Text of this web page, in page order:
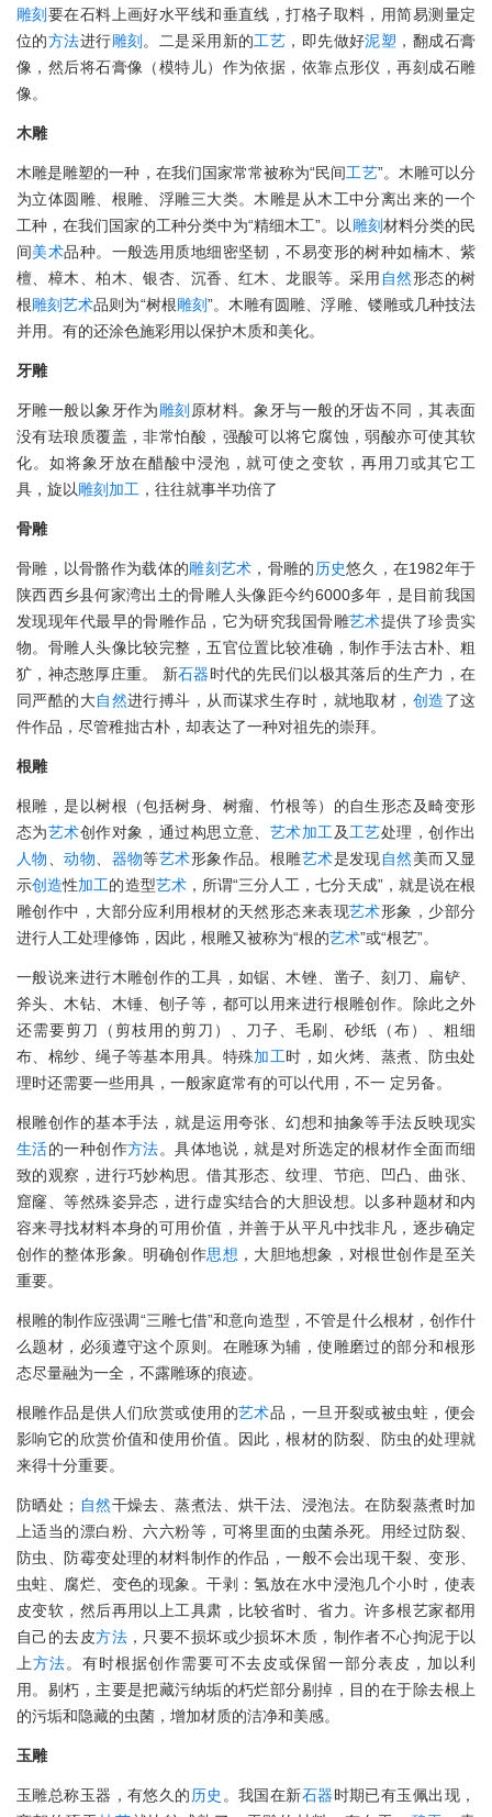
雕刻 要在石料上画好水平线和垂直线，打格子取料，用简易测量定
位的方法进行雕刻 。二是采用新的工艺 ，即先做好泥塑 ，翻成石膏
像，然后将石膏像（模特儿）作为依据，依靠点形仪，再刻成石雕
像。
木雕
木雕是雕塑的一种，在我们国家常常被称为“民间工艺”。木雕可以分
为立体圆雕、根雕、浮雕三大类。木雕是从木工中分离出来的一个
工种，在我们国家的工种分类中为“精细木工”。以 雕刻材料分类的民
间美术品种。一般选用质地细密坚韧，不易变形的树种如楠木、紫
檀、樟木、柏木、银杏、沉香、红木、龙眼等。采用 自然形态的树
根雕刻艺术品则为“树根雕刻”。木雕有圆雕、浮雕、镂雕或几种技法
并用。有的还涂色施彩用以保护木质和美化。
牙雕
牙雕一般以象牙作为雕刻 原材料。象牙与一般的牙齿不同，其表面
没有珐琅质覆盖，非常怕酸，强酸可以将它腐蚀，弱酸亦可使其软
化。如将象牙放在醋酸中浸泡，就可使之变软，再用刀或其它工
具，旋以雕刻 加工 ，往往就事半功倍了
骨雕
骨雕，以骨骼作为载体的雕刻艺术 ，骨雕的 历史悠久，在1982年于
陕西西乡县何家湾出土的骨雕人头像距今约6000多年，是目前我国
发现现年代最早的骨雕作品，它为研究我国骨雕艺术提供了珍贵实
物。骨雕人头像比较完整，五官位置比较准确，制作手法古朴、粗
犷，神态憨厚庄重。 新石器时代的先民们以极其落后的生产力，在
同严酷的大自然进行搏斗，从而谋求生存时，就地取材， 创造了这
件作品，尽管稚拙古朴，却表达了一种对祖先的崇拜。
根雕
根雕，是以树根（包括树身、树瘤、竹根等）的自生形态及畸变形
态为艺术创作对象，通过构思立意、 艺术加工及工艺处理，创作出
人物
、动物 器物等艺术形象作品。根雕艺术是发现自然美而又显
示创造性加工的造型艺术，所谓“三分人工，七分天成”，就是说在根
雕创作中，大部分应利用根材的天然形态来表现艺术形象，少部分
进行人工处理修饰，因此，根雕又被称为“根的艺术”或“根艺”。
一般说来进行木雕创作的工具，如锯、木锉、凿子、刻刀、扁铲、
斧头、木钻、木锤、刨子等，都可以用来进行根雕创作。除此之外
还需要剪刀（剪枝用的剪刀）、刀子、毛刷、砂纸（布）、粗细
布、棉纱、绳子等基本用具。特殊加工时，如火烤、蒸煮、防虫处
理时还需要一些用具，一般家庭常有的可以代用，不一 定另备。
根雕创作的基本手法，就是运用夸张、幻想和抽象等手法反映现实
生活的一种创作方法。具体地说，就是对所选定的根材作全面而细
致的观察，进行巧妙构思。借其形态、纹理、节疤、凹凸、曲张、
窟窿、等然殊姿异态，进行虚实结合的大胆设想。以多种题材和内
容来寻找材料本身的可用价值，并善于从平凡中找非凡，逐步确定
创作的整体形象。明确创作思想 ，大胆地想象，对根世创作是至关
重要。
根雕的制作应强调“三雕七借”和意向造型，不管是什么根材，创作什
么题材，必须遵守这个原则。在雕琢为辅，使雕磨过的部分和根形
态尽量融为一全，不露雕琢的痕迹。
根雕作品是供人们欣赏或使用的艺术品，一旦开裂或被虫蛀，便会
影响它的欣赏价值和使用价值。因此，根材的防裂、防虫的处理就
来得十分重要。
防晒处； 自然干燥去、蒸煮法、烘干法、浸泡法。在防裂蒸煮时加
上适当的漂白粉、六六粉等，可将里面的虫菌杀死。用经过防裂、
防虫、防霉变处理的材料制作的作品，一般不会出现干裂、变形、
虫蛀、腐烂、变色的现象。干剥：氢放在水中浸泡几个小时，使表
皮变软，然后再用以上工具肃，比较省时、省力。许多根艺家都用
自己的去皮方法 ，只要不损坏或少损坏木质，制作者不心拘泥于以
上方法。有时根据创作需要可不去皮或保留一部分表皮，加以利
用。剔朽，主要是把藏污纳垢的朽烂部分剔掉，目的在于除去根上
的污垢和隐藏的虫菌，增加材质的洁净和美感。
玉雕
玉雕总称玉器，有悠久的 历史 。我国在新石器时期已有玉佩出现，